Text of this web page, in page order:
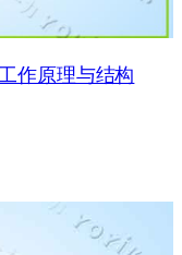
作原理与结构